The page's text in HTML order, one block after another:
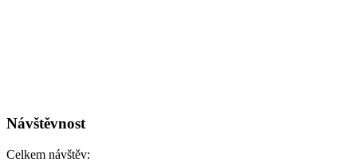
Návštěvnost
Celkem návštěv: